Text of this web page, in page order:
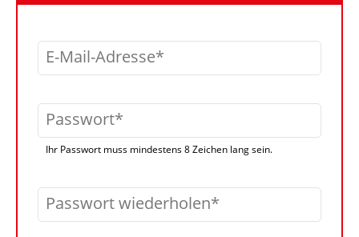
E-Mail-Adresse
Passwort
Ihr Passwort muss mindestens 8 Zeichen lang sein.
Passwort wiederholen